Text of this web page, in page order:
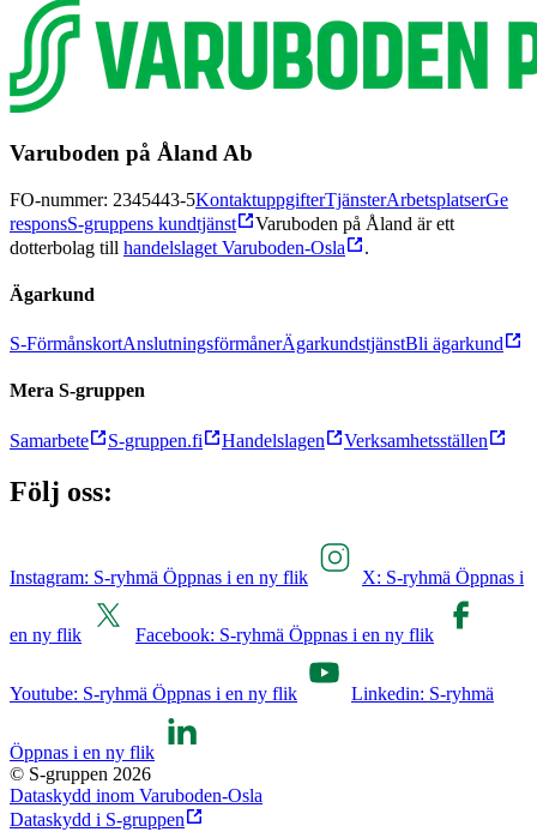
Varuboden på Åland Ab
FO-nummer: 2345443-5KontaktuppgifterTjänsterArbetsplatserGe
responsS-gruppens kundtjänst
Varuboden på Åland är ett
dotterbolag till handelslaget Varuboden-Osla .
Ägarkund
S-FörmånskortAnslutningsförmånerÄgarkundstjänstBli ägarkund
Mera S-gruppen
Samarbete S-gruppen.fi Handelslagen Verksamhetsställen
Följ oss:
Instagram: S-ryhmä Öppnas i en ny flik X: S-ryhmä Öppnas i
en ny flik Facebook: S-ryhmä Öppnas i en ny flik
Youtube: S-ryhmä Öppnas i en ny flik Linkedin: S-ryhmä
Öppnas i en ny flik
© S-gruppen 2026
Dataskydd inom Varuboden-Osla
Dataskydd i S-gruppen